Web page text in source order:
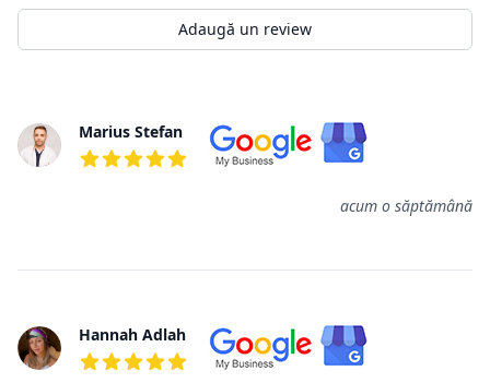
Adaugă un review
Review-uriMarius Stefan
acum o săptămână
Hannah Adlah